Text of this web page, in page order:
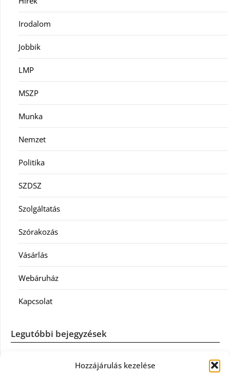
Hozzájárulás kezelése
Irodalom
Jobbik
LMP
MSZP
Munka
Nemzet
Politika
SZDSZ
Szolgáltatás
Szórakozás
Vásárlás
Webáruház
Kapcsolat
Legutóbbi bejegyzések
Casco szélvédőcsere: mikor éri meg a biztosítást igénybe